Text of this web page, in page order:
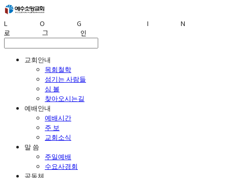
LOG IN
로그인
교회안내
목회철학
섬기는 사람들
심 볼
찾아오시는길
예배안내
예배시간
주 보
교회소식
말 씀
주일예배
수요사경회
공동체